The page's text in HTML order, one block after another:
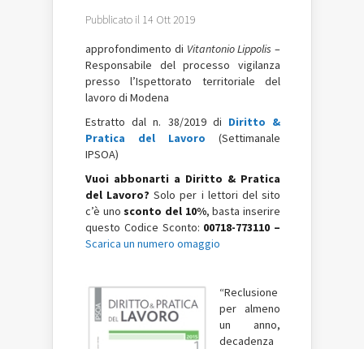
Pubblicato il 14 Ott 2019
approfondimento di Vitantonio Lippolis –
Responsabile del processo vigilanza
presso l’Ispettorato territoriale del
lavoro di Modena
Estratto dal n. 38/2019 di Diritto &
Pratica del Lavoro (Settimanale
IPSOA)
Vuoi abbonarti a Diritto & Pratica
del Lavoro? Solo per i lettori del sito
c’è uno sconto del 10%, basta inserire
questo Codice Sconto: 00718-773110 –
Scarica un numero omaggio
“Reclusione
per almeno
un anno,
decadenza